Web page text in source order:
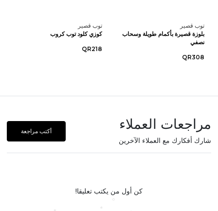
توب قصير
بلوزة قصيرة بأكمام طويلة وسحاب
نصفي
QR308
توب قصير
كوزي كلود توب كروب
QR218
مراجعات العملاء
شارك أفكارك مع العملاء الآخرين
أكتب مراجعة
كن أول من يكتب تعليقا!